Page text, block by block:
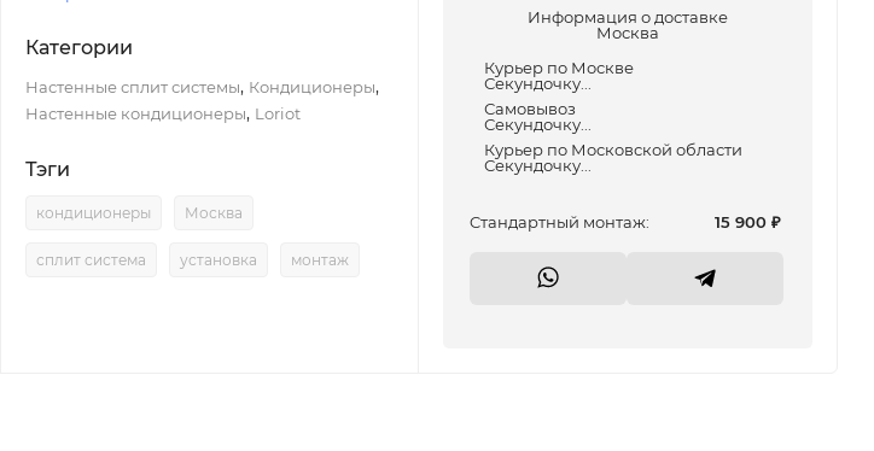
Категории
Настенные сплит системы, Кондиционеры,
Настенные кондиционеры, Loriot
Тэги
кондиционеры Москва
сплит система установка монтаж
Информация о доставке
Москва
Курьер по Москве
Секундочку...
Самовывоз
Секундочку...
Курьер по Московской области
Секундочку...
Cтандартный монтаж: 15 900 ₽